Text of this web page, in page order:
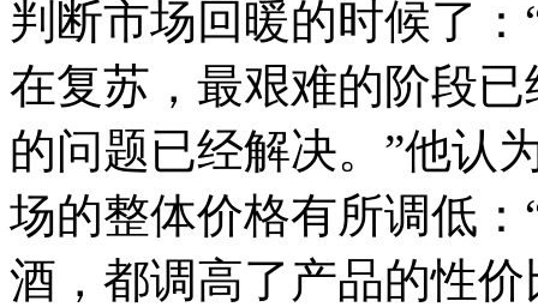
判断市场回暖的时候了
在复苏，最艰难的阶段
的问题已经解决。”他认
场的整体价格有所调低
酒，都调高了产品的性价